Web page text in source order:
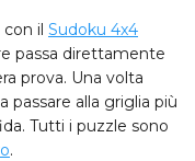
il Sudoku 4x4
passa direttamente
prova. Una volta
passare alla griglia più
Tutti i puzzle sono
.